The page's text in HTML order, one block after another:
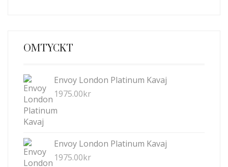
OMTYCKT
Envoy London Platinum Kavaj
1975.00kr
Envoy London Platinum Kavaj
1975.00kr